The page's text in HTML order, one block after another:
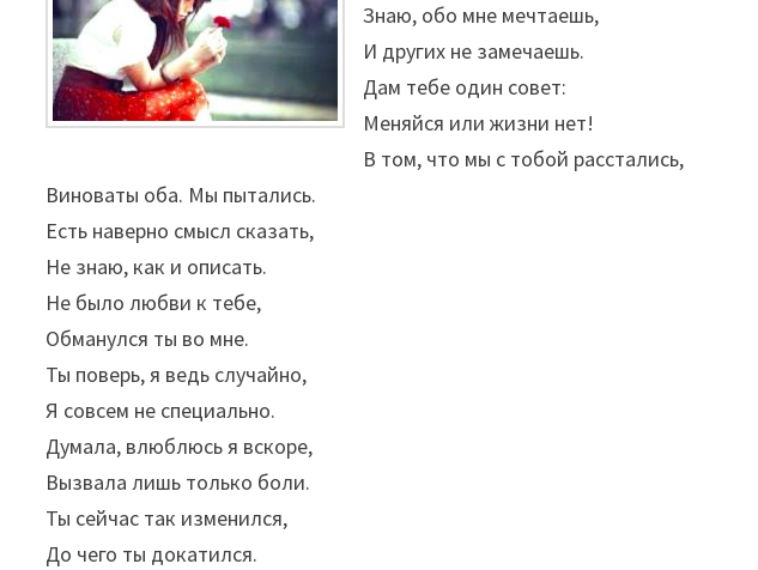
Знаю, обо мне мечтаешь,
И других не замечаешь.
Дам тебе один совет:
Меняйся или жизни нет!
В том, что мы с тобой расстались,
Виноваты оба. Мы пытались.
Есть наверно смысл сказать,
Не знаю, как и описать.
Не было любви к тебе,
Обманулся ты во мне.
Ты поверь, я ведь случайно,
Я совсем не специально.
Думала, влюблюсь я вскоре,
Вызвала лишь только боли.
Ты сейчас так изменился,
До чего ты докатился.